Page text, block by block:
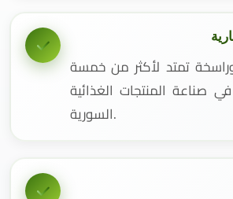
تمتد لأكثر من خمسة
صناعة المنتجات الغذائية
السورية.